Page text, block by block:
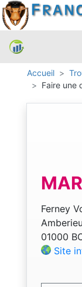
Accueil
Faire une
Ferney
01000
Site